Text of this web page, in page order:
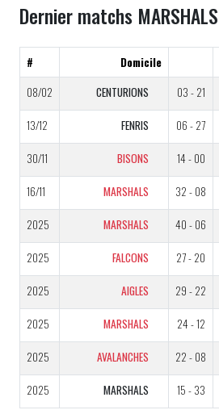
Dernier matchs MARSHALS
# Domicile
08/02
CENTURIONS 03 - 21
13/12 FENRIS 06 - 27
30/11 BISONS 14 - 00
16/11 MARSHALS 32 - 08
2025 MARSHALS 40 - 06
2025 FALCONS 27 - 20
2025 AIGLES 29 - 22
2025 MARSHALS 24 - 12
2025 AVALANCHES 22 - 08
2025 MARSHALS 15 - 33